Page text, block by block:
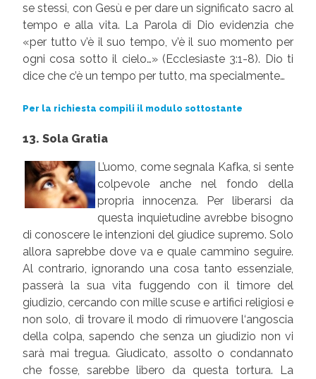
se stessi, con Gesù e per dare un significato sacro al
tempo e alla vita. La Parola di Dio evidenzia che
«per tutto v’è il suo tempo, v’è il suo momento per
ogni cosa sotto il cielo…» (Ecclesiaste 3:1-8). Dio ti
dice che c’è un tempo per tutto, ma specialmente…
Per la richiesta compili il modulo sottostante
13. Sola Gratia
L’uomo, come segnala Kafka, si sente
colpevole anche nel fondo della
propria innocenza. Per liberarsi da
questa inquietudine avrebbe bisogno
di conoscere le intenzioni del giudice supremo. Solo
allora saprebbe dove va e quale cammino seguire.
Al contrario, ignorando una cosa tanto essenziale,
passerà la sua vita fuggendo con il timore del
giudizio, cercando con mille scuse e artifici religiosi e
non solo, di trovare il modo di rimuovere l‘angoscia
della colpa, sapendo che senza un giudizio non vi
sarà mai tregua. Giudicato, assolto o condannato
che fosse, sarebbe libero da questa tortura. La